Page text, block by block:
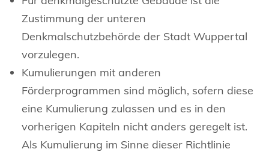
Zustimmung der unteren
Denkmalschutzbehörde der Stadt Wuppertal
vorzulegen.
Kumulierungen mit anderen
Förderprogrammen sind möglich, sofern diese
eine Kumulierung zulassen und es in den
vorherigen Kapiteln nicht anders geregelt ist.
Als Kumulierung im Sinne dieser Richtlinie